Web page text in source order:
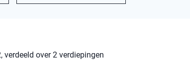
over 2 verdiepingen